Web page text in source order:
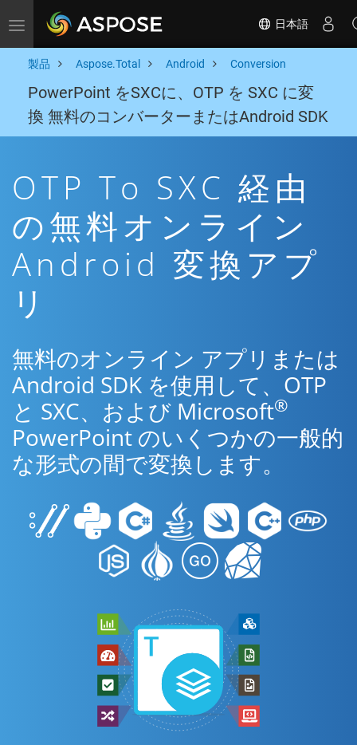
Toggle navigation 日本語
製品 Aspose.Total Android Conversion
PowerPoint をSXCに、OTP を SXC に変
換 無料のコンバーターまたはAndroid SDK
OTP To SXC 経由
の無料オンライン
Android 変換アプ
リ
無料のオンライン アプリまたは
Android SDK を使用して、OTP
と SXC、および Microsoft®
PowerPoint のいくつかの一般的
な形式の間で変換します。